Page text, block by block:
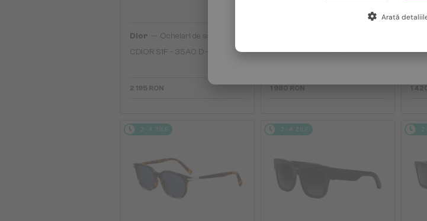
Dior
Ochelari de soare
CDIOR S1F - 35A0 D - 56
2 195 RON
DIORB23 S4I - 64A0 V - 56
1 980 RON 1
2-4 ZILE 2-4 ZILE
Arată